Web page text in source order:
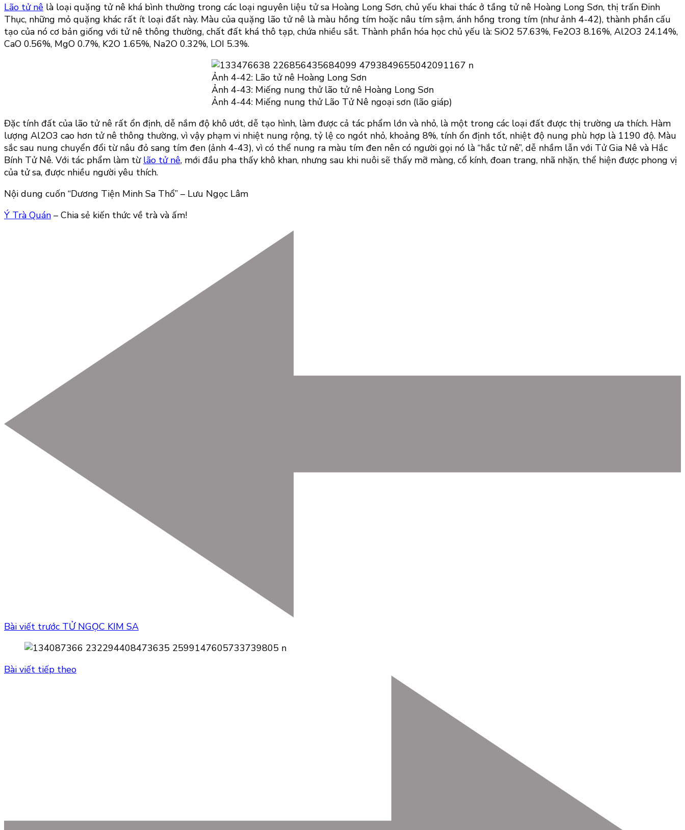
Lão tử nê là loại quặng tử nê khá bình thường trong các loại nguyên liệu tử sa Hoàng Long Sơn, chủ yếu khai thác ở tầng tử nê Hoàng Long Sơn, thị trấn Đinh
Thục, những mỏ quặng khác rất ít loại đất này. Màu của quặng lão tử nê là màu hồng tím hoặc nâu tím sậm, ánh hồng trong tím (như ảnh 4-42), thành phần cấu
tạo của nó cơ bản giống với tử nê thông thường, chất đất khá thô tạp, chứa nhiều sắt. Thành phần hóa học chủ yếu là: SiO2 57.63%, Fe2O3 8.16%, Al2O3 24.14%,
CaO 0.56%, MgO 0.7%, K2O 1.65%, Na2O 0.32%, LOI 5.3%.
Ảnh 4-42: Lão tử nê Hoàng Long Sơn
Ảnh 4-43: Miếng nung thử lão tử nê Hoàng Long Sơn
Ảnh 4-44: Miếng nung thử Lão Tử Nê ngoại sơn (lão giáp)
Đặc tính đất của lão tử nê rất ổn định, dễ nắm độ khô ướt, dễ tạo hình, làm được cả tác phẩm lớn và nhỏ, là một trong các loại đất được thị trường ưa thích. Hàm
lượng Al2O3 cao hơn tử nê thông thường, vì vậy phạm vi nhiệt nung rộng, tỷ lệ co ngót nhỏ, khoảng 8%, tính ổn định tốt, nhiệt độ nung phù hợp là 1190 độ. Màu
sắc sau nung chuyển đổi từ nâu đỏ sang tím đen (ảnh 4-43), vì có thể nung ra màu tím đen nên có người gọi nó là “hắc tử nê”, dễ nhầm lẫn với Tử Gia Nê và Hắc
Bính Tử Nê. Với tác phẩm làm từ lão tử nê, mới đầu pha thấy khô khan, nhưng sau khi nuôi sẽ thấy mỡ màng, cổ kính, đoan trang, nhã nhặn, thể hiện được phong vị
của tử sa, được nhiều người yêu thích.
Nội dung cuốn “Dương Tiện Minh Sa Thổ” – Lưu Ngọc Lâm
Ý Trà Quán – Chia sẻ kiến thức về trà và ấm!
Bài viết trước TỬ NGỌC KIM SA
Bài viết tiếp theo